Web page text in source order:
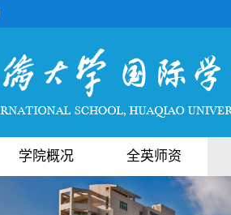
学院概况 全英师资